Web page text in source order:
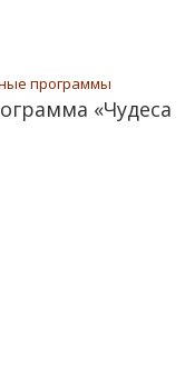
программы
«Чудеса